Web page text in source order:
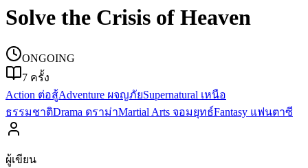
Solve the Crisis of Heaven
ONGOING
7 ครั้ง
Action ต่อสู้Adventure ผจญภัยSupernatural เหนือ
ธรรมชาติDrama ดราม่าMartial Arts จอมยุทธ์Fantasy แฟนตาซี
ผู้เขียน